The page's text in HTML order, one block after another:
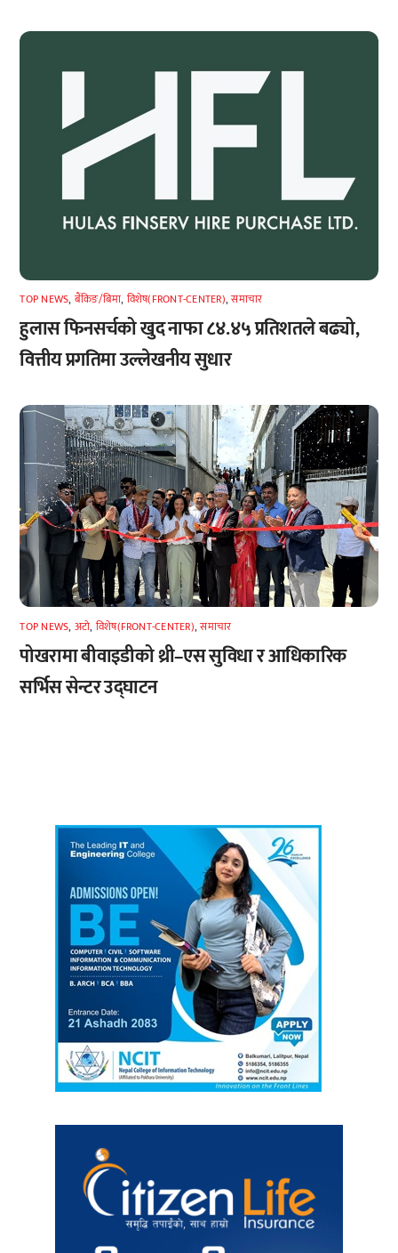
TOP NEWS, बैंकिङ/बिमा, विशेष(FRONT-CENTER),समाचार
हुलास फिनसर्चको खुद नाफा ८४.४५ प्रतिशतले बढ्यो,
वित्तीय प्रगतिमा उल्लेखनीय सुधार
TOP NEWS, अटाे, विशेष(FRONT-CENTER),समाचार
पोखरामा बीवाइडीको थ्री–एस सुविधा र आधिकारिक
सर्भिस सेन्टर उद्घाटन